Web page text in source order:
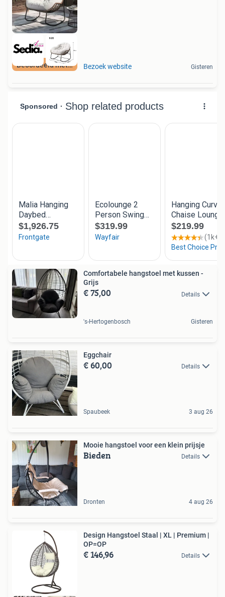
Beoordeeld met 9+ Bezoek website Gisteren
Comfortabele hangstoel met kussen -
Grijs
€ 75,00 Details
's-Hertogenbosch Gisteren
Eggchair
€ 60,00 Details
Spaubeek 3 aug 26
Mooie hangstoel voor een klein prijsje
Bieden Details
Dronten 4 aug 26
Design Hangstoel Staal | XL | Premium |
OP=OP
€ 146,96 Details